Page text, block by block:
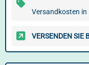
Versandkosten in
VERSENDEN SIE